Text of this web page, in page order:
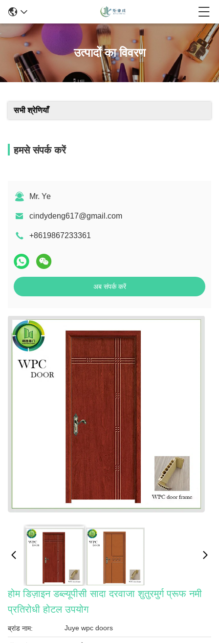
उत्पादों का विवरण
सभी श्रेणियाँ
हमसे संपर्क करें
Mr. Ye
cindydeng617@gmail.com
+8619867233361
अब संपर्क करें
होम डिज़ाइन डब्ल्यूपीसी सादा दरवाजा शुतुरमुर्ग प्रूफ नमी
प्रतिरोधी होटल उपयोग
ब्रांड नाम: Juye wpc doors